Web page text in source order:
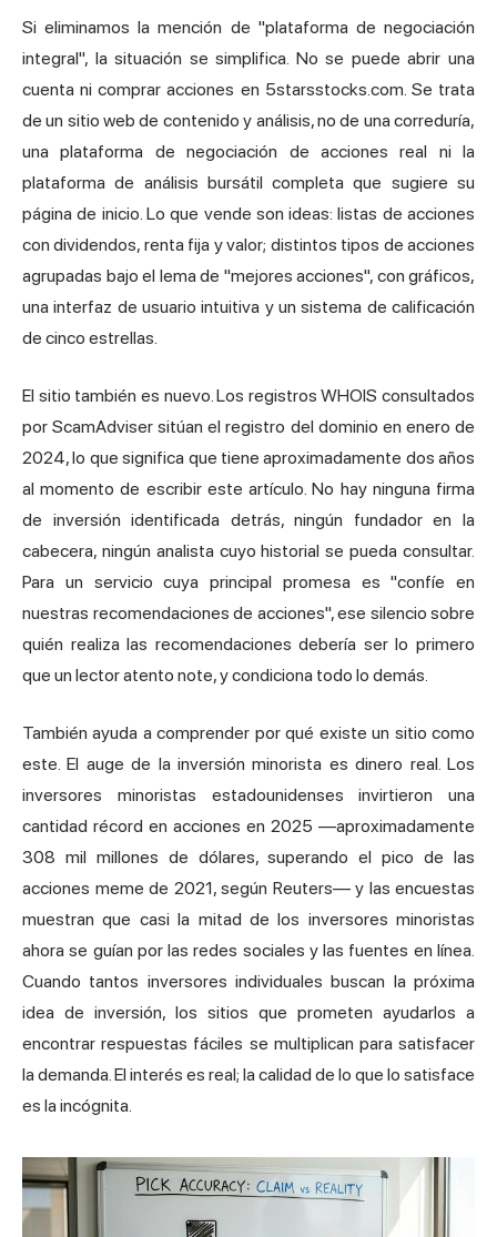
Si eliminamos la mención de "plataforma de negociación
integral", la situación se simplifica. No se puede abrir una
cuenta ni comprar acciones en 5starsstocks.com. Se trata
de un sitio web de contenido y análisis, no de una correduría,
una plataforma de negociación de acciones real ni la
plataforma de análisis bursátil completa que sugiere su
página de inicio. Lo que vende son ideas: listas de acciones
con dividendos, renta fija y valor; distintos tipos de acciones
agrupadas bajo el lema de "mejores acciones", con gráficos,
una interfaz de usuario intuitiva y un sistema de calificación
de cinco estrellas.
El sitio también es nuevo. Los registros WHOIS consultados
porScamAdviser sitúan el registro del dominio en enero de
2024, lo que significa que tiene aproximadamente dos años
al momento de escribir este artículo. No hay ninguna firma
de inversión identificada detrás, ningún fundador en la
cabecera, ningún analista cuyo historial se pueda consultar.
Para un servicio cuya principal promesa es "confíe en
nuestras recomendaciones de acciones", ese silencio sobre
quién realiza las recomendaciones debería ser lo primero
que un lector atento note, y condiciona todo lo demás.
También ayuda a comprender por qué existe un sitio como
este. El auge de la inversión minorista es dinero real. Los
inversores minoristas estadounidenses invirtieron una
cantidad récord en acciones en 2025 —aproximadamente
308 mil millones de dólares, superando el pico de las
acciones meme de 2021, según Reuters— y las encuestas
muestran que casi la mitad de los inversores minoristas
ahora se guían por las redes sociales y las fuentes en línea.
Cuando tantos inversores individuales buscan la próxima
idea de inversión, los sitios que prometen ayudarlos a
encontrar respuestas fáciles se multiplican para satisfacer
la demanda. El interés es real; la calidad de lo que lo satisface
es la incógnita.